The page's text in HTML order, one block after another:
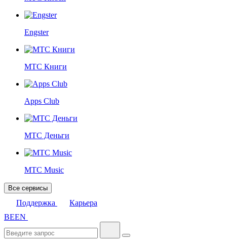
Engster
МТС Книги
Apps Club
МТС Деньги
МТС Music
Все сервисы
Поддержка
Карьера
BEEN